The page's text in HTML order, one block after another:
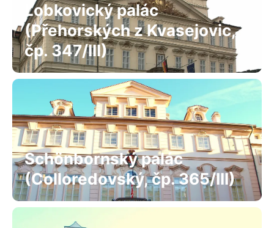
Lobkovický palác
(Přehorských z Kvasejovic,
čp. 347/III)
Schönbornský palác
(Colloredovský, čp. 365/III)